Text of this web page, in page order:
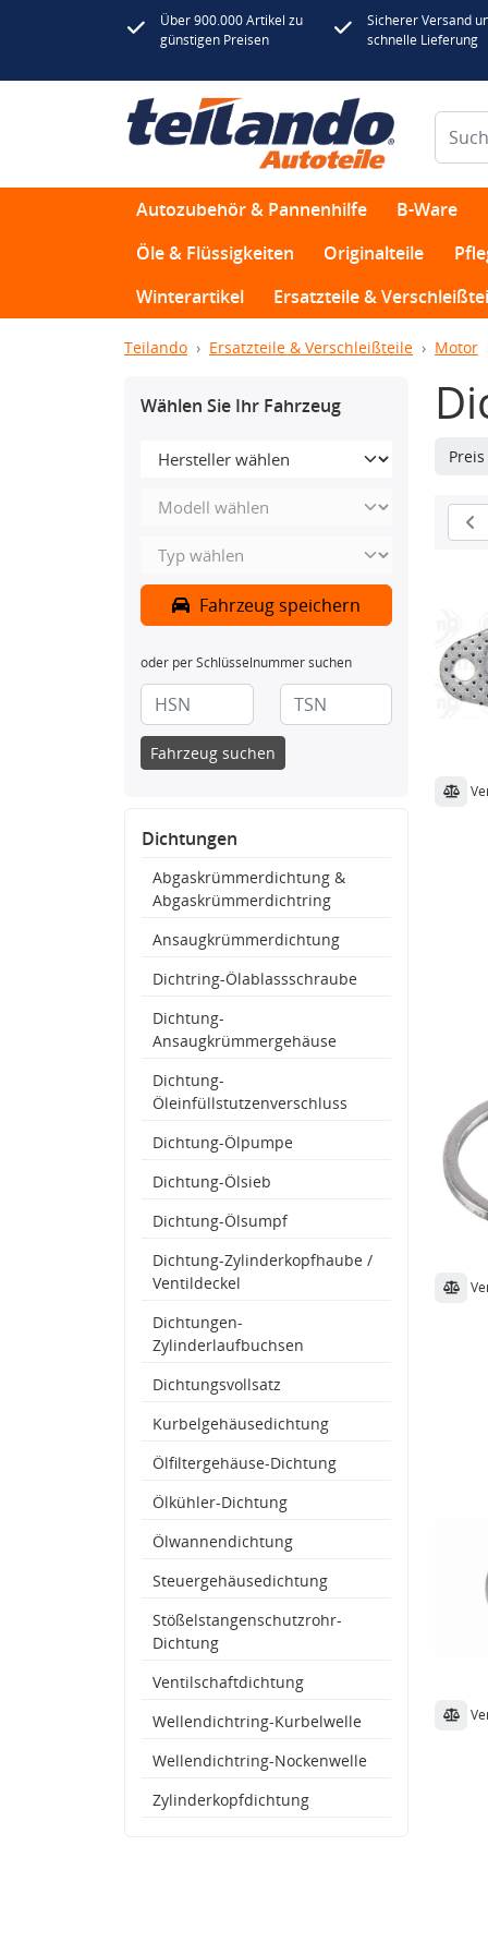
Über 900.000 Artikel zu
günstigen Preisen
Sicherer Versand
schnelle Lieferung
Autozubehör & Pannenhilfe B-Ware
Öle & Flüssigkeiten
Originalteile
Winterartikel
Ersatzteile &
Teilando Ersatzteile & Verschleißteile Motor
Wählen Sie Ihr Fahrzeug
Fahrzeug speichern
oder per Schlüsselnummer suchen
Fahrzeug suchen
Dichtungen
Abgaskrümmerdichtung &
Abgaskrümmerdichtring
Ansaugkrümmerdichtung
Dichtring-Ölablassschraube
Dichtung-
Ansaugkrümmergehäuse
Dichtung-
Öleinfüllstutzenverschluss
Dichtung-Ölpumpe
Dichtung-Ölsieb
Dichtung-Ölsumpf
Dichtung-Zylinderkopfhaube /
Ventildeckel
Dichtungen-
Zylinderlaufbuchsen
Dichtungsvollsatz
Kurbelgehäusedichtung
Ölfiltergehäuse-Dichtung
Ölkühler-Dichtung
Ölwannendichtung
Steuergehäusedichtung
Stößelstangenschutzrohr-
Dichtung
Ventilschaftdichtung
Wellendichtring-Kurbelwelle
Wellendichtring-Nockenwelle
Zylinderkopfdichtung
Preis